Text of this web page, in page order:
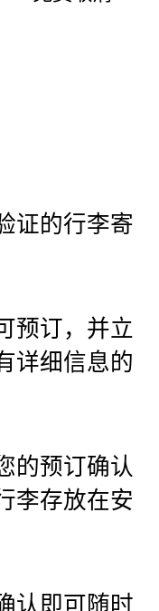
证的行李寄
预订，并立
详细信息的
的预订确认
李存放在安
认即可随时